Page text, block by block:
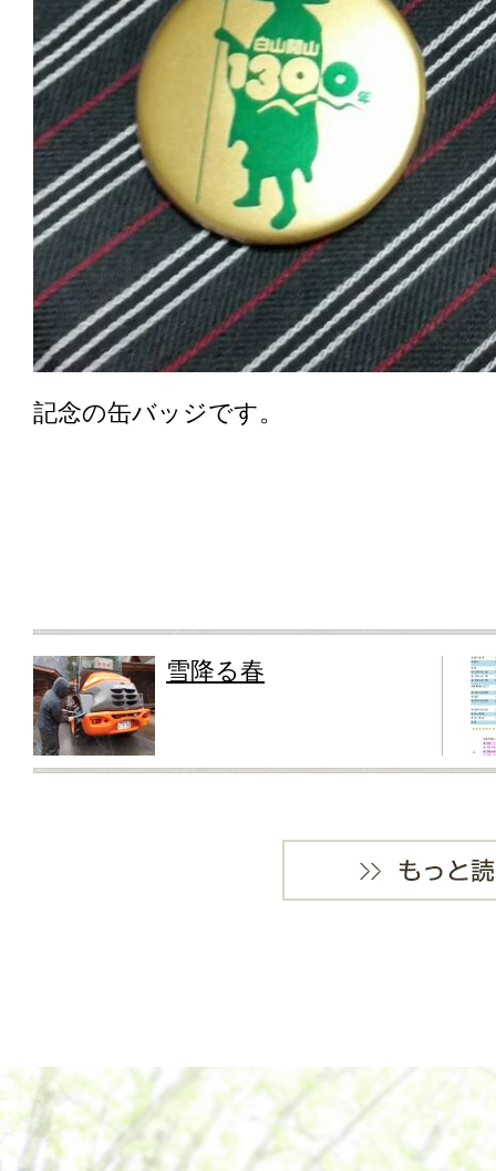
記念の缶バッジです。
雪降る春